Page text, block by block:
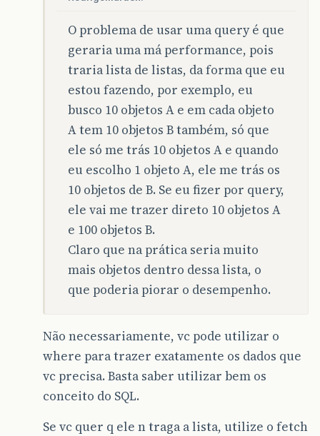
O problema de usar uma query é que
geraria uma má performance, pois
traria lista de listas, da forma que eu
estou fazendo, por exemplo, eu
busco 10 objetos A e em cada objeto
A tem 10 objetos B também, só que
ele só me trás 10 objetos A e quando
eu escolho 1 objeto A, ele me trás os
10 objetos de B. Se eu fizer por query,
ele vai me trazer direto 10 objetos A
e 100 objetos B.
Claro que na prática seria muito
mais objetos dentro dessa lista, o
que poderia piorar o desempenho.
Não necessariamente, vc pode utilizar o
where para trazer exatamente os dados que
vc precisa. Basta saber utilizar bem os
conceito do SQL.
Se vc quer q ele n traga a lista, utilize o fetch